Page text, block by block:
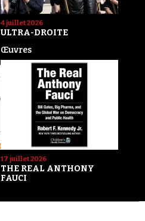
4 juillet 2026
ULTRA-DROITE
Œuvres
17 juillet 2026
THE REAL ANTHONY
FAUCI